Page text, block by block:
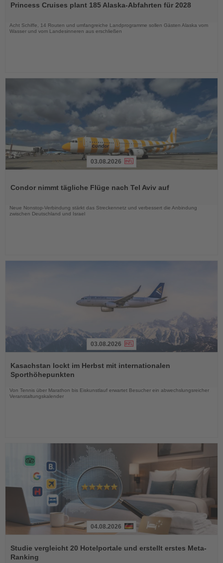
diePrincess Cruises plant 185 Alaska-Abfahrten für 2028
Acht Schiffe, 14 Routen und umfangreiche Landprogramme sollen Gästen Alaska vom
Wasser und vom Landesinneren aus erschließen
die
03.08.2026
Condor nimmt tägliche Flüge nach Tel Aviv auf
Neue Nonstop-Verbindung stärkt das Streckennetz und verbessert die Anbindung
zwischen Deutschland und Israel
Sie
die
Nachrichten
03.08.2026
Kasachstan lockt im Herbst mit internationalen
Sporthöhepunkten
Von Tennis über Marathon bis Eiskunstlauf erwartet Besucher ein abwechslungsreicher
Veranstaltungskalender
Sie
die
04.08.2026
Studie vergleicht 20 Hotelportale und erstellt erstes Meta-
Ranking